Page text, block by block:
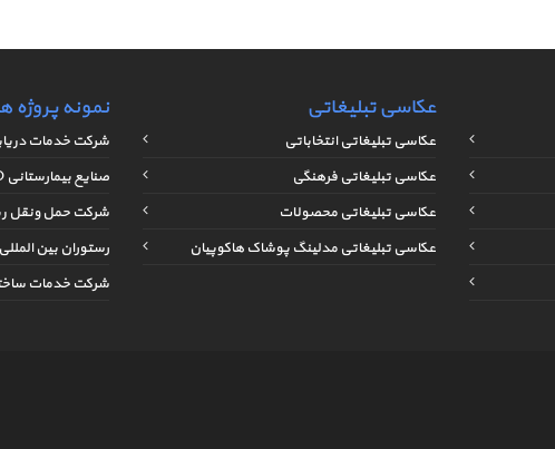
عکاسی تبلیغاتی
عکاسی تبلیغاتی انتخاباتی
عکاسی تبلیغاتی فرهنگی
عکاسی تبلیغاتی محصولات
عکاسی تبلیغاتی مدلینگ پوشاک هاکوپیان
نمونه پروژه
شرکت خدمات
صنایع بیمارستانی IMID
شرکت حمل ونقل
رستوران بین
شرکت خدمات